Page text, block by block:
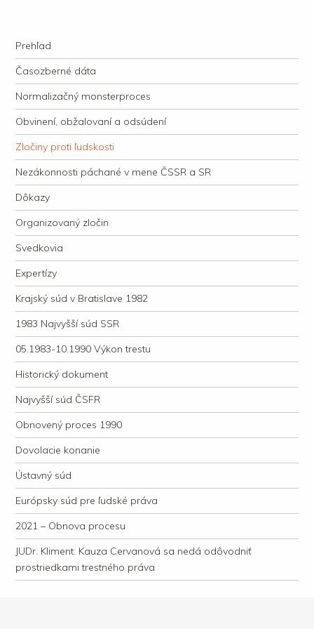
justície
Navigation
Skip to content
Prehľad
Časozberné dáta
Normalizačný monsterproces
Obvinení, obžalovaní a odsúdení
Zločiny proti ľudskosti
Nezákonnosti páchané v mene ČSSR a SR
Dôkazy
Organizovaný zločin
Svedkovia
Expertízy
Krajský súd v Bratislave 1982
1983 Najvyšší súd SSR
05.1983-10.1990 Výkon trestu
Historický dokument
Najvyšší súd ČSFR
Obnovený proces 1990
Dovolacie konanie
Ústavný súd
Európsky súd pre ľudské práva
2021 – Obnova procesu
JUDr. Kliment: Kauza Cervanová sa nedá odôvodniť
prostriedkami trestného práva